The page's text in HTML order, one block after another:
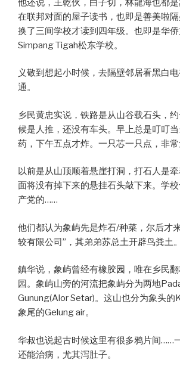
在联邦对面的屋子读书，也即是善美啦
换了三间学校才读到四年级。也即是华
Simpang Tigah松东学校。
义敬到想起小时候，去隔壁邻居看黑白
通。
乡民黄忠实说，铁路是从山谷载石头，
候是人推，还没有车头。早上总是叮叮
药，下午五点才炸。一只芯一只点，非常
以前是从山顶顺着悬崖打洞，打石人是
面将没有掉下来的悬挂石头敲下来。学
产党的……
他们都认为象屿先是炸石/种菜，尔后才
较有限公司”，其弟弟苏总土开辟鸟粪土。
鎮华说，象屿曾经有橡胶园，唯在乡民
园。象屿山旁的河流把象屿分为两地
Gunung(Alor Setar)。这山也分为象头的
象尾的Gelung air。
华叔也说起古时候这里有很多鸦片间……
还能治病，尤其泻肚子。